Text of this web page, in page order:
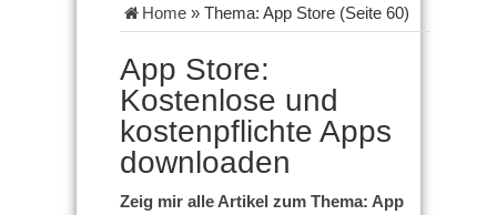
Home » Thema: App Store (Seite 60)
App Store:
Kostenlose und
kostenpflichte Apps
downloaden
Zeig mir alle Artikel zum Thema: App